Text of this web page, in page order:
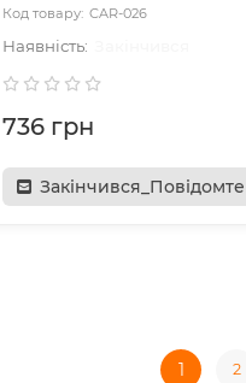
CAR-026
736 грн
Закінчився_Повідомте
1 2